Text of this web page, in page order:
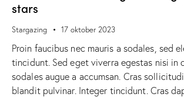
stars
Stargazing 17 oktober 2023
Proin faucibus nec mauris a sodales, sed
tincidunt. Sed eget viverra egestas nisi in
sodales augue a accumsan. Cras
blandit pulvinar. Integer tincidunt. Cras